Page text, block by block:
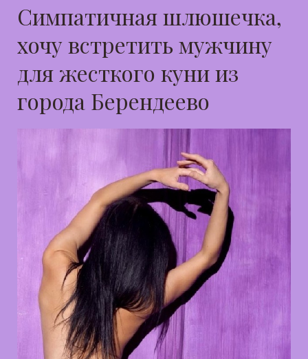
Симпатичная шлюшечка,
хочу встретить мужчину
для жесткого куни из
города Берендеево